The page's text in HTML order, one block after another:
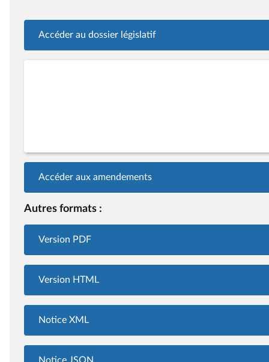
Accéder au dossier législatif
Accéder aux amendements
Autres formats :
Version PDF
Version HTML
Notice XML